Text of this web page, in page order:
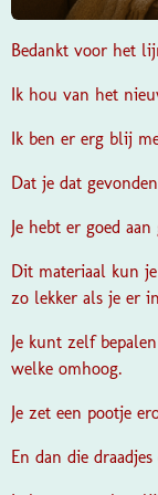
Bedankt voor het
Ik hou van het
Ik ben er erg blij
Dat je dat
Je hebt er goed
Dit materiaal kun
zo lekker als je er
Je kunt zelf
welke omhoog.
Je zet een pootje
En dan die